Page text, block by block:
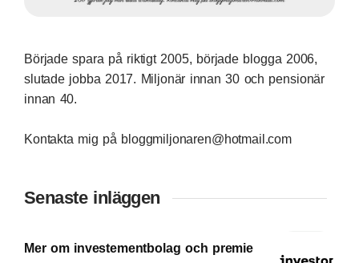
Började spara på riktigt 2005, började blogga 2006,
slutade jobba 2017. Miljonär innan 30 och pensionär
innan 40.
Kontakta mig på bloggmiljonaren@hotmail.com
Senaste inläggen
Mer om investementbolag och premie